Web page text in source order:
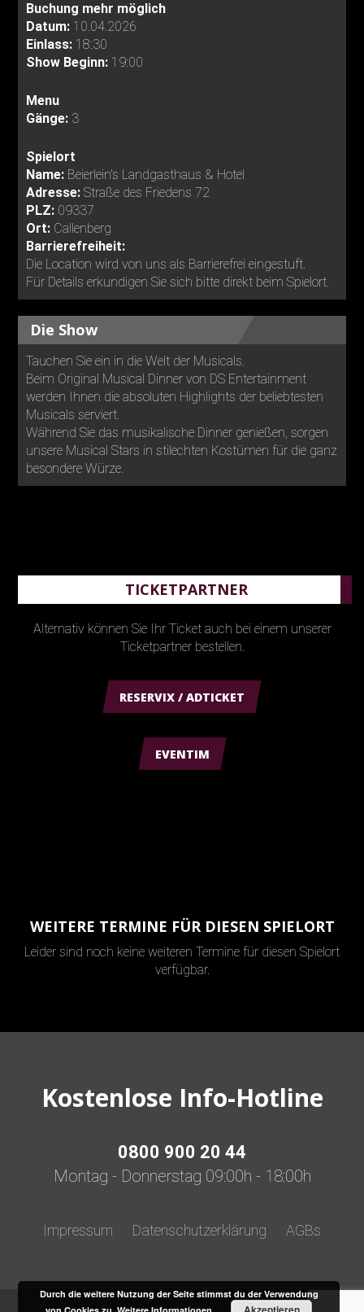
Buchung mehr möglich
Datum: 10.04.2026
Einlass: 18:30
Show Beginn: 19:00
Menu
Gänge: 3
Spielort
Name: Beierlein's Landgasthaus & Hotel
Adresse:Straße des Friedens 72
PLZ: 09337
Ort: Callenberg
Barrierefreiheit:
Die Location wird von uns als Barrierefrei eingestuft.
Für Details erkundigen Sie sich bitte direkt beim Spielort.
Die Show
Tauchen Sie ein in die Welt der Musicals.
Beim Original Musical Dinner von DS Entertainment
werden Ihnen die absoluten Highlights der beliebtesten
Musicals serviert.
Während Sie das musikalische Dinner genießen, sorgen
unsere Musical Stars in stilechten Kostümen für die ganz
besondere Würze.
TICKETPARTNER
Alternativ können Sie Ihr Ticket auch bei einem unserer
Ticketpartner bestellen.
RESERVIX / ADTICKET
EVENTIM
WEITERE TERMINE FÜR DIESEN SPIELORT
Leider sind noch keine weiteren Termine für diesen Spielort
verfügbar.
Kostenlose Info-Hotline
0800 900 20 44
Montag - Donnerstag 09:00h - 18:00h
Impressum Datenschutzerklärung AGBs
Durch die weitere Nutzung der Seite stimmst du der Verwendung